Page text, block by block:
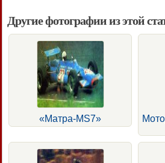
Другие фотографии из этой
«Maтpa-MS7»